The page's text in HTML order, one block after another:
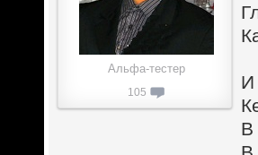
И
В
Альфа-тестер
105